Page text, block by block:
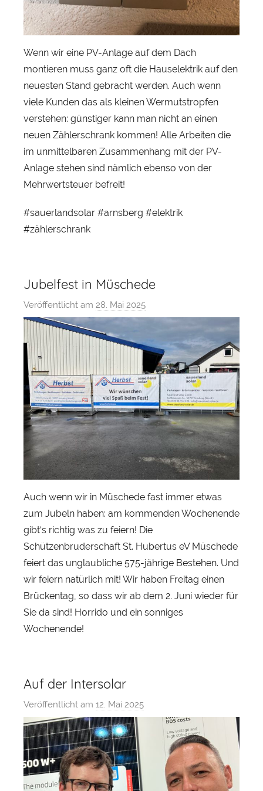
Wenn wir eine PV-Anlage auf dem Dach
montieren muss ganz oft die Hauselektrik auf den
neuesten Stand gebracht werden. Auch wenn
viele Kunden das als kleinen Wermutstropfen
verstehen: günstiger kann man nicht an einen
neuen Zählerschrank kommen! Alle Arbeiten die
im unmittelbaren Zusammenhang mit der PV-
Anlage stehen sind nämlich ebenso von der
Mehrwertsteuer befreit!
#sauerlandsolar #arnsberg #elektrik
#zählerschrank
Jubelfest in Müschede
Veröffentlicht am 28. Mai 2025
o
s
u
e
r
a
n
l
a
r
Auch wenn wir in Müschede fast immer etwas
zum Jubeln haben: am kommenden Wochenende
gibt‘s richtig was zu feiern! Die
Schützenbruderschaft St. Hubertus eV Müschede
feiert das unglaubliche 575-jährige Bestehen. Und
wir feiern natürlich mit! Wir haben Freitag einen
Brückentag, so dass wir ab dem 2. Juni wieder für
Sie da sind! Horrido und ein sonniges
Wochenende!
Auf der Intersolar
Veröffentlicht am 12. Mai 2025
o